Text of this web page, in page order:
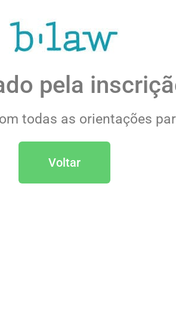
pela
todas as orientações
Voltar